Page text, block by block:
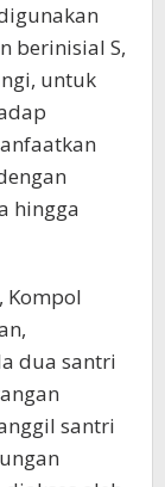
berinisial S,
untuk
hingga
Kompol
dua santri
santri